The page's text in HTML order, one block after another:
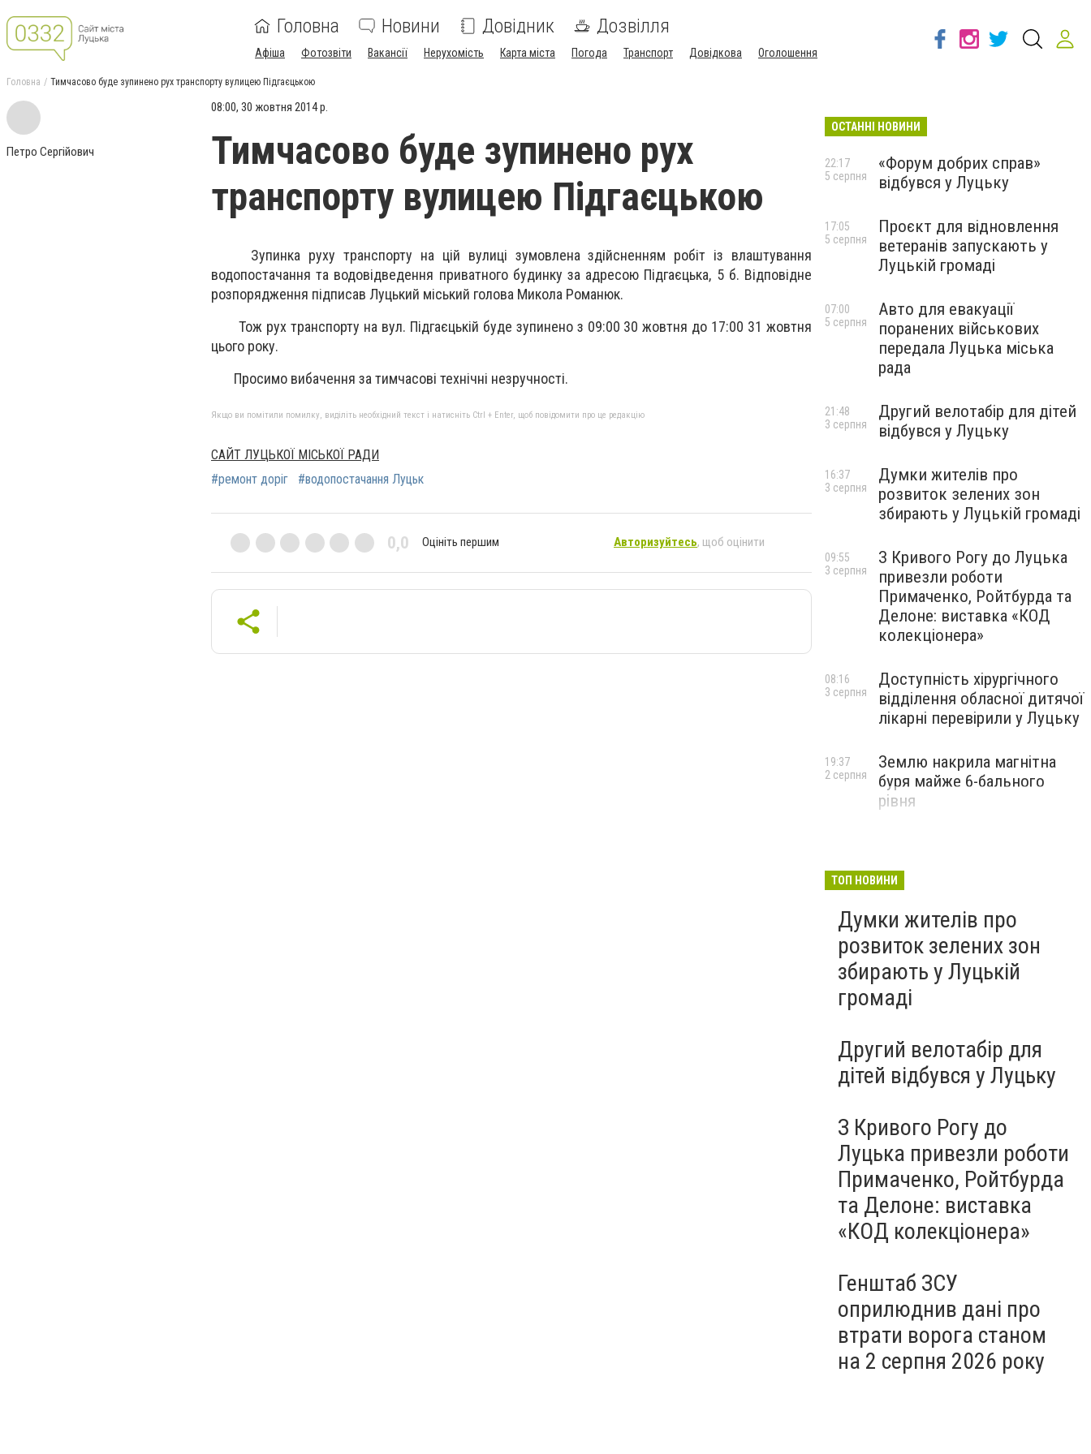
Головна Новини Довідник Дозвілля
Афіша Фотозвіти Вакансії Нерухомість Карта міста Погода Транспорт Довідкова Оголошення
Головна Тимчасово буде зупинено рух транспорту вулицею Підгаєцькою
Петро Сергійович
08:00, 30 жовтня 2014 р.
Тимчасово буде зупинено рух
транспорту вулицею Підгаєцькою
Зупинка руху транспорту на цій вулиці зумовлена здійсненням робіт із влаштування
водопостачання та водовідведення приватного будинку за адресою Підгаєцька, 5 б. Відповідне
розпорядження підписав Луцький міський голова Микола Романюк.
Тож рух транспорту на вул. Підгаєцькій буде зупинено з 09:00 30 жовтня до 17:00 31 жовтня
цього року.
Просимо вибачення за тимчасові технічні незручності.
Якщо ви помітили помилку, виділіть необхідний текст і натисніть Ctrl + Enter, щоб повідомити про це редакцію
САЙТ ЛУЦЬКОЇ МІСЬКОЇ РАДИ
#ремонт доріг
#водопостачання Луцьк
0,0 Оцініть першим Авторизуйтесь, щоб оцінити
ОСТАННІ НОВИНИ
«Форум добрих справ»
відбувся у Луцьку
22:17
5 серпня
Проєкт для відновлення
ветеранів запускають у
Луцькій громаді
17:05
5 серпня
Авто для евакуації
поранених військових
передала Луцька міська
рада
07:00
5 серпня
Другий велотабір для дітей
відбувся у Луцьку
21:48
3 серпня
Думки жителів про
розвиток зелених зон
збирають у Луцькій громаді
16:37
3 серпня
З Кривого Рогу до Луцька
привезли роботи
Примаченко, Ройтбурда та
Делоне: виставка «КОД
колекціонера»
09:55
3 серпня
Доступність хірургічного
відділення обласної дитячої
лікарні перевірили у Луцьку
08:16
3 серпня
Землю накрила магнітна
буря майже 6-бального
рівня
19:37
2 серпня
ТОП НОВИНИ
Думки жителів про
розвиток зелених зон
збирають у Луцькій
громаді
Другий велотабір для
дітей відбувся у Луцьку
З Кривого Рогу до
Луцька привезли роботи
Примаченко, Ройтбурда
та Делоне: виставка
«КОД колекціонера»
Генштаб ЗСУ
оприлюднив дані про
втрати ворога станом
на 2 серпня 2026 року